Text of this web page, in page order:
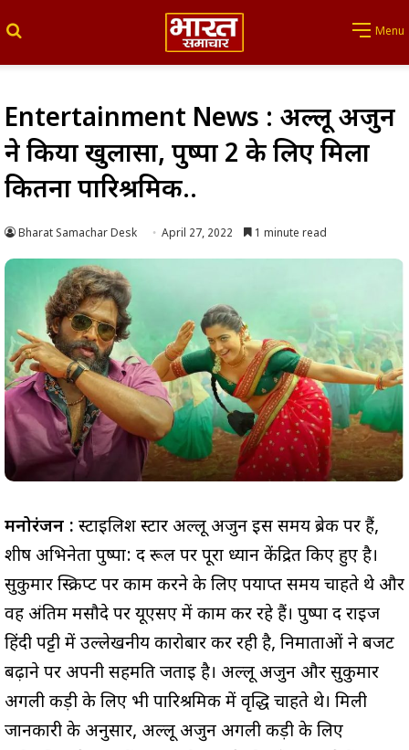
Menu
Entertainment News : अल्लू अर्जुन
ने किया खुलासा, पुष्पा 2 के लिए मिला
कितना पारिश्रमिक..
Bharat Samachar Desk April 27, 2022 1 minute read
मनोरंजन : स्टाइलिश स्टार अल्लू अर्जुन इस समय ब्रेक पर हैं,
शीर्ष अभिनेता पुष्पा: द रूल पर पूरा ध्यान केंद्रित किए हुए है।
सुकुमार स्क्रिप्ट पर काम करने के लिए पर्याप्त समय चाहते थे और
वह अंतिम मसौदे पर यूएसए में काम कर रहे हैं। पुष्पा द राइज
हिंदी पट्टी में उल्लेखनीय कारोबार कर रही है, निर्माताओं ने बजट
बढ़ाने पर अपनी सहमति जताई है। अल्लू अर्जुन और सुकुमार
अगली कड़ी के लिए भी पारिश्रमिक में वृद्धि चाहते थे। मिली
जानकारी के अनुसार, अल्लू अर्जुन अगली कड़ी के लिए